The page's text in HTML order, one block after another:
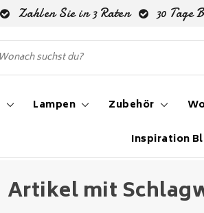
Zahlen Sie in 3 Raten 30 Tage
Lampen Zubehör
Inspiration
Artikel mit